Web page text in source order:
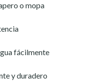
o mopa
fácilmente
y duradero